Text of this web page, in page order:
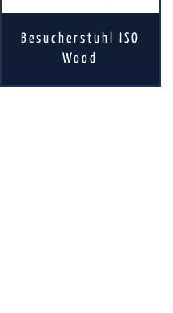
Besucherstuhl ISO
Wood